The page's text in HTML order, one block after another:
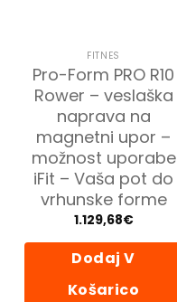
FITNES
Pro-Form PRO R10
Rower – veslaška
naprava na
magnetni upor –
možnost uporabe
iFit – Vaša pot do
vrhunske forme
1.129,68€
Dodaj V
Košarico